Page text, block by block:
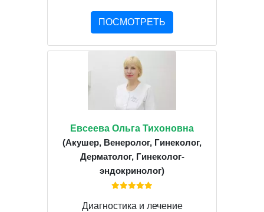
ПОСМОТРЕТЬ
Евсеева Ольга Тихоновна
(Акушер, Венеролог, Гинеколог,
Дерматолог, Гинеколог-
эндокринолог)
Диагностика и лечение